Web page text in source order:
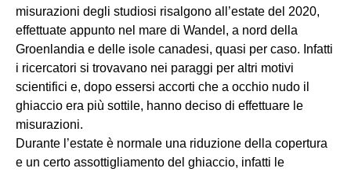
misurazioni degli studiosi risalgono all’estate del 2020,
effettuate appunto nel mare di Wandel, a nord della
Groenlandia e delle isole canadesi, quasi per caso. Infatti
i ricercatori si trovavano nei paraggi per altri motivi
scientifici e, dopo essersi accorti che a occhio nudo il
ghiaccio era più sottile, hanno deciso di effettuare le
misurazioni.
Durante l’estate è normale una riduzione della copertura
e un certo assottigliamento del ghiaccio, infatti le